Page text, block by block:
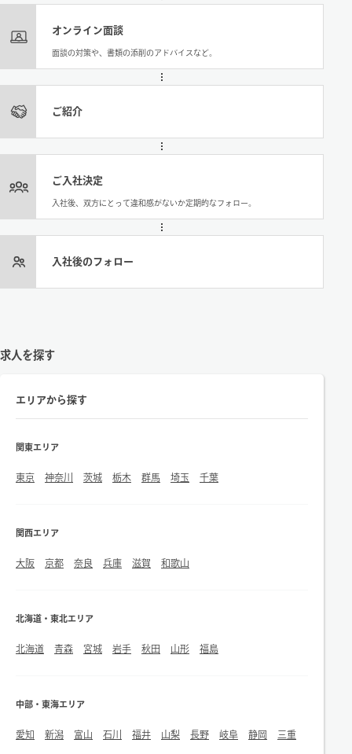
オンライン面談
面談の対策や、書類の添削のアドバイスなど。
ご紹介
ご入社決定
入社後、双方にとって違和感がないか定期的なフォロー。
入社後のフォロー
求人を探す
エリアから探す
関東エリア
東京 神奈川 茨城 栃木 群馬 埼玉 千葉
関西エリア
大阪 京都 奈良 兵庫 滋賀 和歌山
北海道・東北エリア
北海道 青森 宮城 岩手 秋田 山形 福島
中部・東海エリア
愛知 新潟 富山 石川 福井 山梨 長野 岐阜 静岡 三重